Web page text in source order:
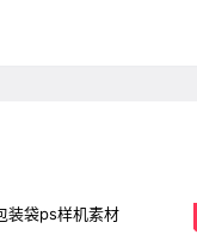
装袋ps样机素材